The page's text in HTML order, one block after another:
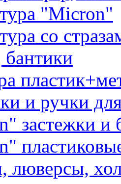
"Micron"
со
и ручки
застежки и
люверсы,